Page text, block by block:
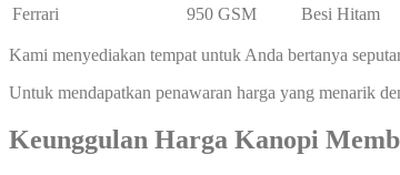
Ferrari
950 GSM Besi Hitam
Kami menyediakan tempat untuk Anda bertanya
Untuk mendapatkan penawaran harga yang menarik
Keunggulan Harga Kanopi